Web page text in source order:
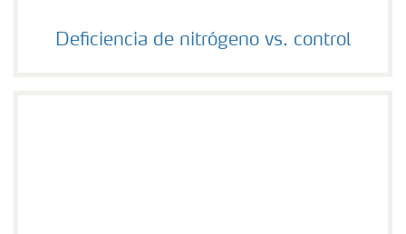
Deficiencia de nitrógeno vs. control
Deficiencia de nitrógeno vs. control